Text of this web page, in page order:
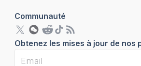
Communauté
Obtenez les mises à jour de nos